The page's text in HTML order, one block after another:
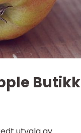
Butikk